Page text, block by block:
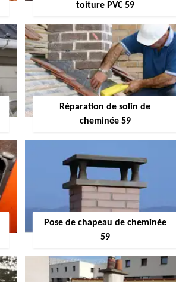
toiture PVC 59
Réparation de solin de
cheminée 59
Pose de chapeau de cheminée
59